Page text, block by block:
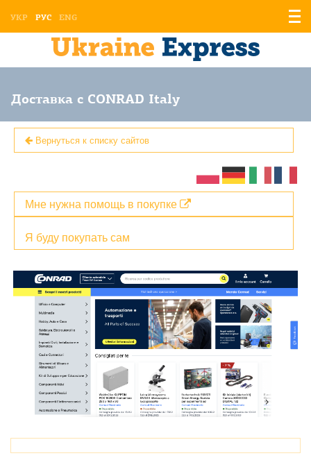
УКР РУС ENG
Доставка с CONRAD Italy
Вернуться к списку сайтов
Я буду покупать сам
Мне нужна помощь в покупке